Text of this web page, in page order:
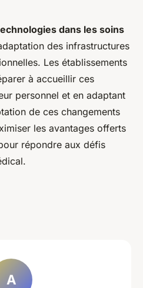
dans les soins
des infrastructures
Les établissements
à accueillir ces
personnel et en adaptant
de ces changements
les avantages offerts
répondre aux défis
A